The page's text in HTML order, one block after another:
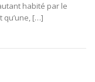
habité par le
qu’une, […]